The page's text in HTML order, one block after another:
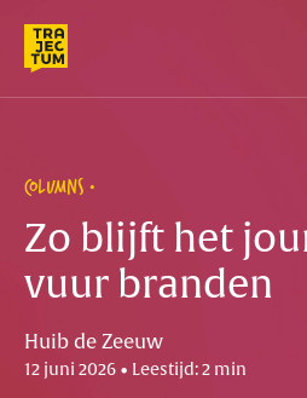
content
COLUMNS
Zo blijft het
vuur branden
Huib de Zeeuw
12 juni 2026 • Leestijd: 2 min